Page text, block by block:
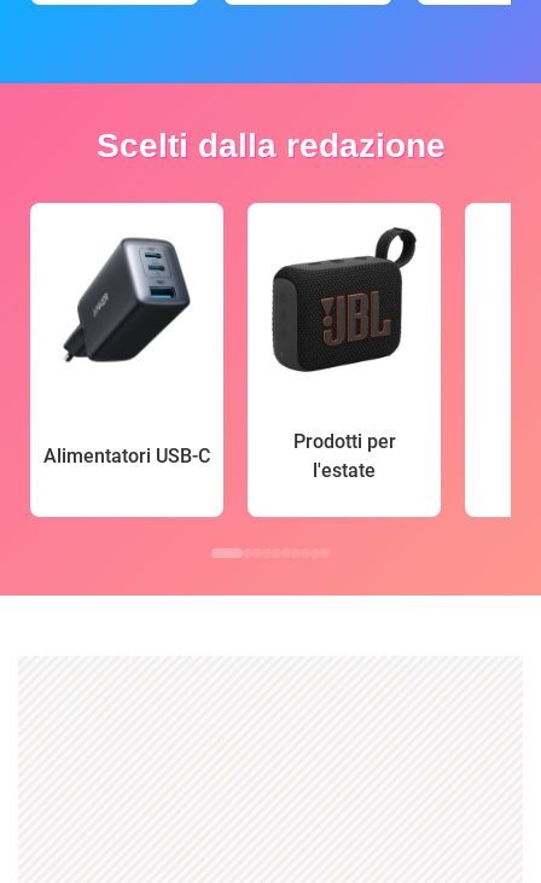
Scelti dalla redazione
Alimentatori USB-C
Prodotti per
l'estate